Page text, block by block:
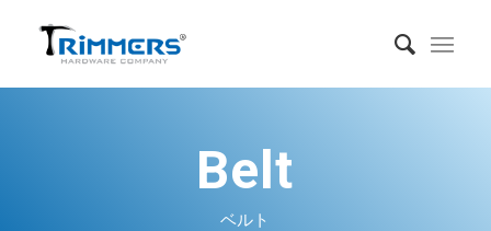
Belt
ベルト